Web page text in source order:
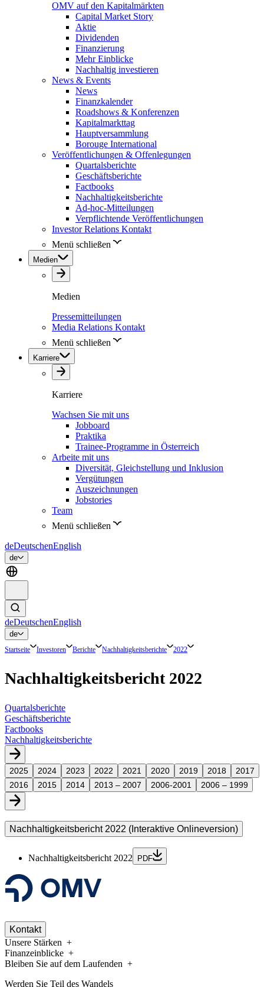
OMV auf den Kapitalmärkten
Capital Market Story
Aktie
Dividenden
Finanzierung
Mehr Einblicke
Nachhaltig investieren
News & Events
News
Finanzkalender
Roadshows & Konferenzen
Kapitalmarkttag
Hauptversammlung
Borouge International
Veröffentlichungen & Offenlegungen
Quartalsberichte
Geschäftsberichte
Factbooks
Nachhaltigkeitsberichte
Ad-hoc-Mitteilungen
Verpflichtende Veröffentlichungen
Investor Relations Kontakt
Menü schließen
Medien
Medien
Pressemitteilungen
Media Relations Kontakt
Menü schließen
Karriere
Karriere
Wachsen Sie mit uns
Jobboard
Praktika
Trainee-Programme in Österreich
Arbeite mit uns
Diversität, Gleichstellung und Inklusion
Vergütungen
Auszeichnungen
Jobstories
Team
Menü schließen
deDeutschenEnglish
de
deDeutschenEnglish
de
Startseite Investoren Berichte Nachhaltigkeitsberichte 2022
Nachhaltigkeitsbericht 2022
Quartalsberichte
Geschäftsberichte
Factbooks
Nachhaltigkeitsberichte
2025 2024 2023 2022 2021 2020 2019 2018
2017
2016
2015 2014 2013 – 2007 2006-2001 2006 – 1999
Nachhaltigkeitsbericht 2022 (Interaktive Onlineversion)
Nachhaltigkeitsbericht 2022 PDF
Kontakt
Unsere Stärken
Finanzeinblicke
Bleiben Sie auf dem Laufenden
Werden Sie Teil des Wandels